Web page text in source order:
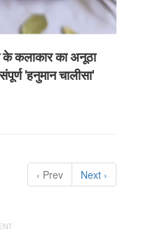
कलाकार का अनूठा
'हनुमान चालीसा'
‹ Prev Next ›